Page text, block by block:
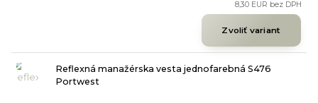
8,30 EUR bez DPH
Zvoliť variant
Reflexná manažérska vesta jednofarebná S476
Portwest